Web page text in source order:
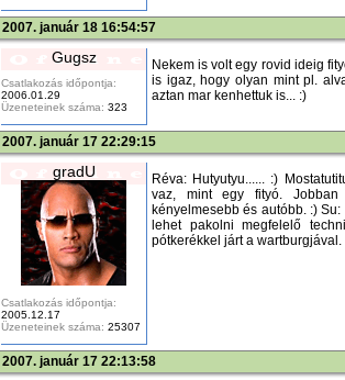
2007. január 18 16:54:57
Gugsz
Csatlakozás időpontja:
2006.01.29
Üzeneteinek száma: 323
Nekem is volt egy rovid ideig
is igaz, hogy olyan mint pl.
aztan mar kenhettuk is... :)
2007. január 17 22:29:15
gradU
Csatlakozás időpontja:
2005.12.17
Üzeneteinek száma: 25307
Réva: Hutyutyu...... :)
vaz, mint egy fityó.
kényelmesebb és autóbb. :)
lehet pakolni megfelelő
pótkerékkel járt a wartburgjával.
2007. január 17 22:13:58